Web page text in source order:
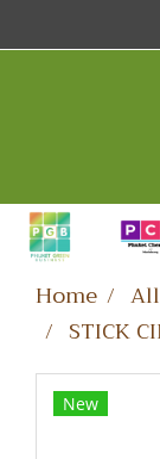
Home
STICK
New